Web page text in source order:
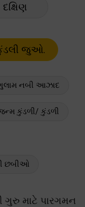
દક્ષિણ
નબી આઝાદ
કુંડળી/ કુંડળી
છબીઓ
ગુરુ માટે પારગમન